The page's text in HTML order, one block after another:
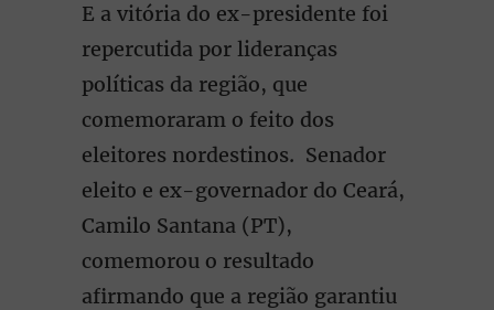
E a vitória do ex-presidente foi
repercutida por lideranças
políticas da região, que
comemoraram o feito dos
eleitores nordestinos. Senador
eleito e ex-governador do Ceará,
Camilo Santana (PT),
comemorou o resultado
afirmando que a região garantiu